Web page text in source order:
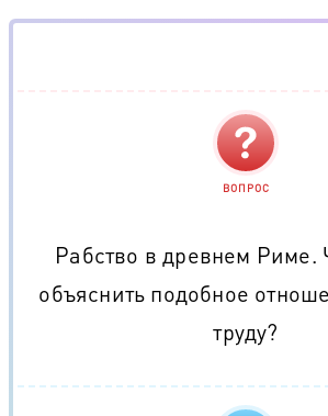
ВОПРОС
Рабство в древнем
объяснить подобное
труду?